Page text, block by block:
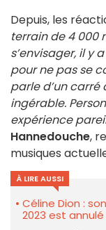
Depuis, les
terrain de 4 000
s’envisager, il y
pour ne pas se
parle d’un carré
ingérable.
expérience
Hannedouche,
musiques
À LIRE AUSSI
Céline Dion :
2023 est annulé